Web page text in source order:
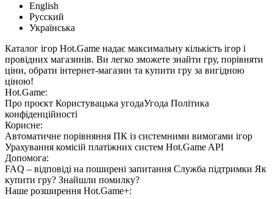
English
Русский
Українська
Каталог ігор Hot.Game надає максимальну кількість ігор і
провідних магазинів. Ви легко зможете знайти гру, порівняти
ціни, обрати інтернет-магазин та купити гру за вигідною
ціною!
Hot.Game:
Про проєкт Користувацька угодаУгода Політика
конфіденційності
Корисне:
Автоматичне порівняння ПК із системними вимогами ігор
Урахування комісій платіжних систем Hot.Game API
Допомога:
FAQ – відповіді на поширені запитання Служба підтримки Як
купити гру? Знайшли помилку?
Наше розширення Hot.Game+: